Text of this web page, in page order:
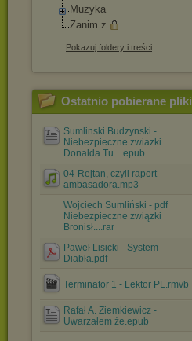
Muzyka
Zanim z
Pokazuj foldery i treści
Ostatnio pobierane pliki
Sumlinski Budzynski -
Niebezpieczne zwiazki
Donalda Tu....epub
04-Rejtan, czyli raport
ambasadora.mp3
Wojciech Sumliński - pdf
Niebezpieczne związki
Bronisł....rar
Paweł Lisicki - System
Diabła.pdf
Terminator 1 - Lektor PL.rmvb
Rafał A. Ziemkiewicz -
Uwarzałem że.epub